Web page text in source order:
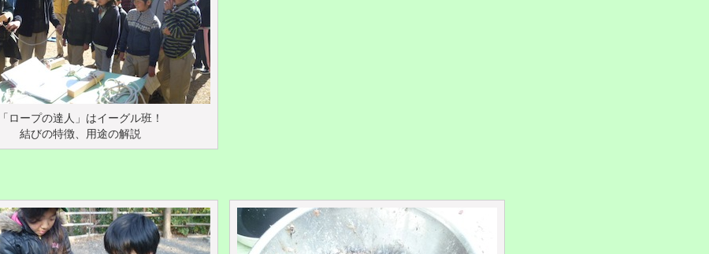
「ロープの達人」はイーグル班！
結びの特徴、用途の解説